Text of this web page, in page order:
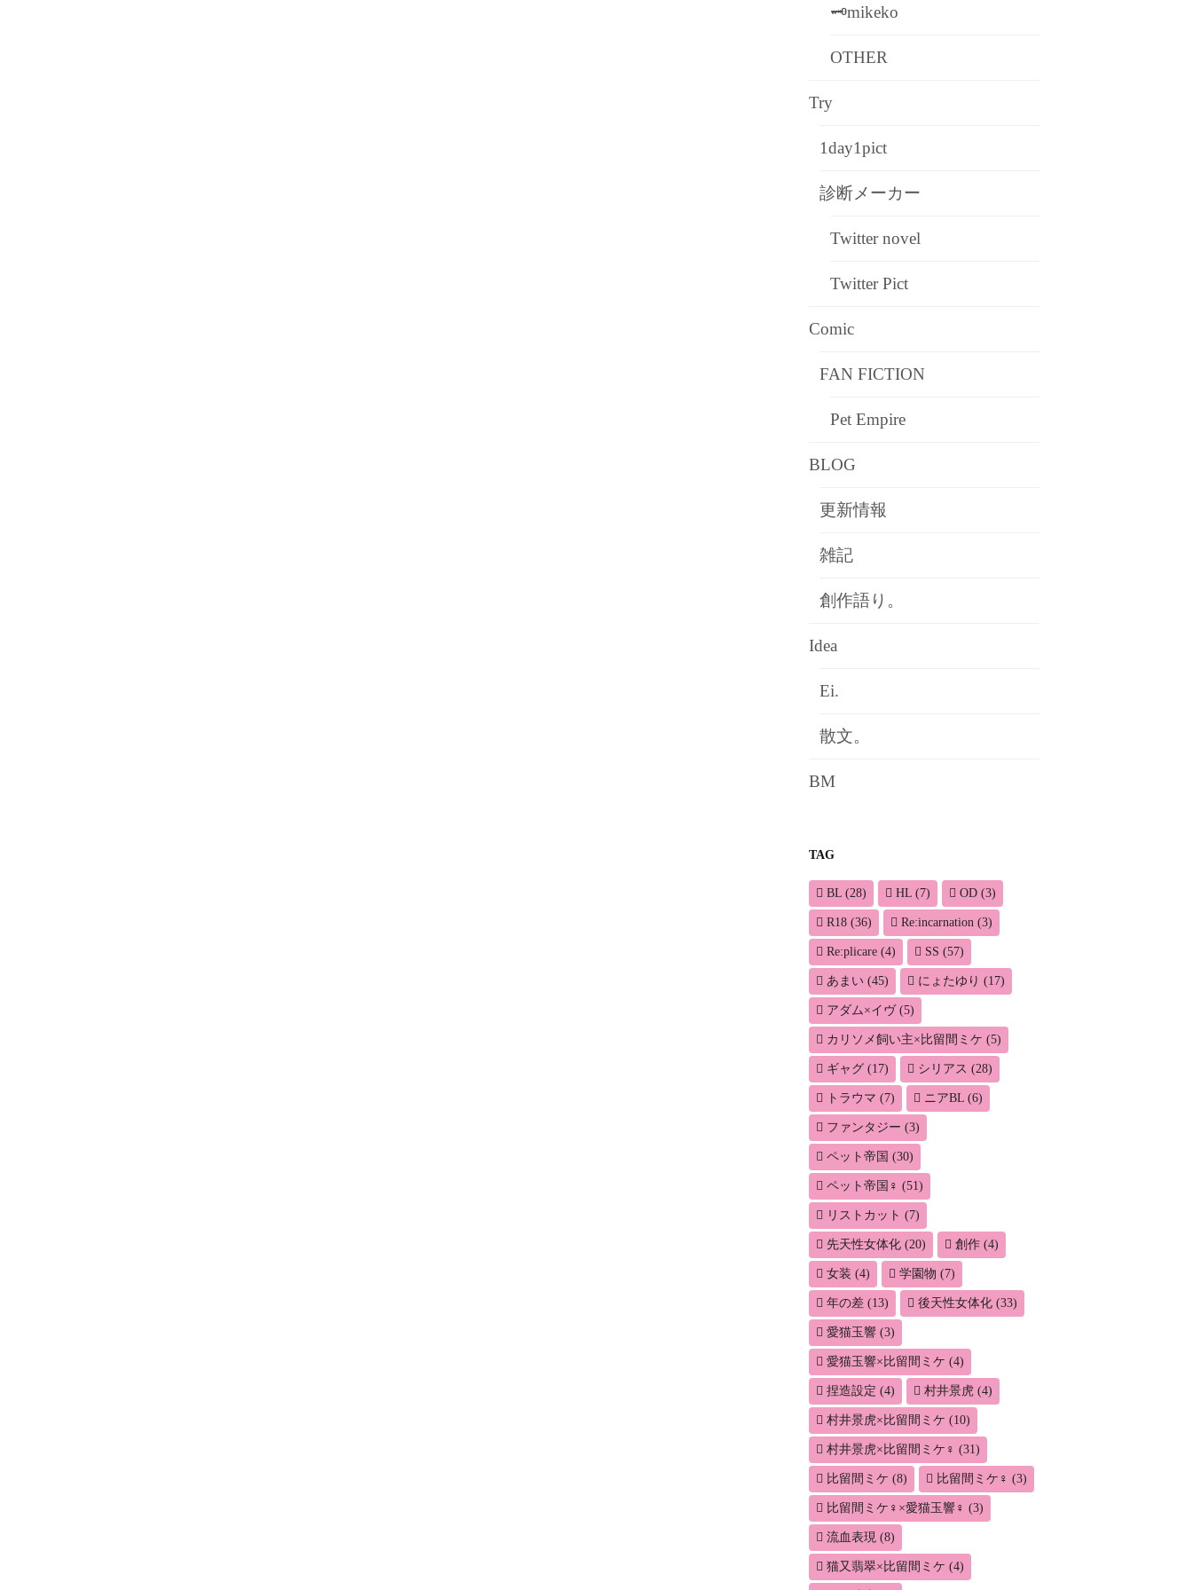
🗝mikeko
OTHER
Try
1day1pict
診断メーカー
Twitter novel
Twitter Pict
Comic
FAN FICTION
Pet Empire
BLOG
更新情報
雑記
創作語り。
Idea
Ei.
散文。
BM
TAG
BL (28) HL (7) OD (3)
R18 (36) Re:incarnation (3)
Re:plicare (4) SS (57)
あまい (45) にょたゆり (17)
アダム×イヴ(5)
カリソメ飼い主×比留間ミケ (5)
ギャグ (17) シリアス (28)
トラウマ (7) ニアBL (6)
ファンタジー (3)
ペット帝国 (30)
ペット帝国♀ (51)
リストカット (7)
先天性女体化 (20) 創作 (4)
女装 (4) 学園物 (7)
年の差 (13) 後天性女体化 (33)
愛猫玉響 (3)
愛猫玉響×比留間ミケ (4)
捏造設定 (4) 村井景虎 (4)
村井景虎×比留間ミケ (10)
村井景虎×比留間ミケ♀ (31)
比留間ミケ (8) 比留間ミケ♀ (3)
比留間ミケ♀×愛猫玉響♀ (3)
流血表現 (8)
猫又翡翠×比留間ミケ (4)